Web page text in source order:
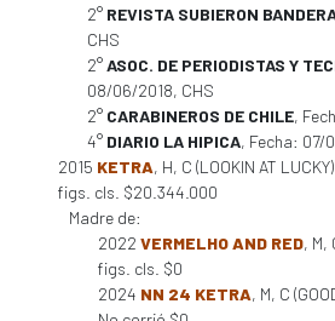
2° REVISTA SUBIERON
CHS
2°ASOC. DE PERIODISTAS Y
08/06/2018, CHS
2° CARABINEROS DE CHILE,
4° DIARIO LA HIPICA, Fecha: 07/
2015 KETRA, H, C (LOOKIN AT
figs. cls. $20.344.000
Madre de:
2022 VERMELHO AND RED, M,
figs. cls. $0
2024 NN 24 KETRA, M, C